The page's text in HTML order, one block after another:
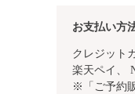
お支払い方
クレジット
楽天ペイ、
※「ご予約